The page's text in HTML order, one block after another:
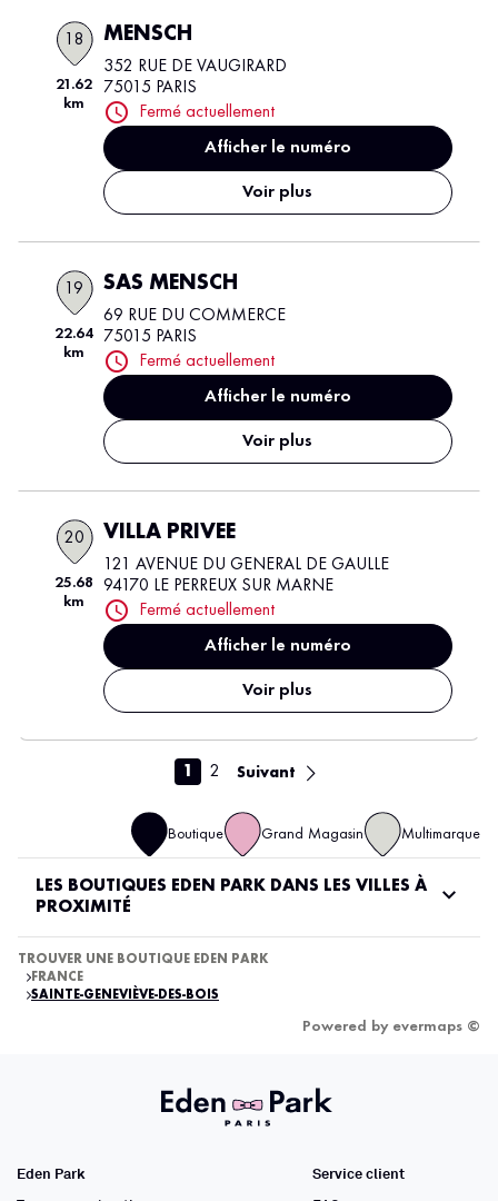
18
21.62
km
MENSCH
352 RUE DE VAUGIRARD
75015 PARIS
Fermé actuellement
Afficher le numéro
Voir plus
19
22.64
km
SAS MENSCH
69 RUE DU COMMERCE
75015 PARIS
Fermé actuellement
Afficher le numéro
Voir plus
20
25.68
km
VILLA PRIVEE
121 AVENUE DU GENERAL DE GAULLE
94170 LE PERREUX SUR MARNE
Fermé actuellement
Afficher le numéro
Voir plus
1 2 Suivant
Boutique Grand Magasin Multimarque
LES BOUTIQUES EDEN PARK DANS LES VILLES À
PROXIMITÉ
TROUVER UNE BOUTIQUE EDEN PARK
FRANCE
SAINTE-GENEVIÈVE-DES-BOIS
Powered by evermaps ©
Eden Park
Service client